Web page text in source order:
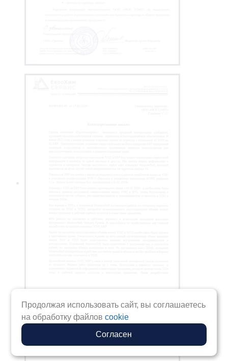
Продолжая использовать сайт, вы соглашаетесь
на обработку файловcookie
Согласен